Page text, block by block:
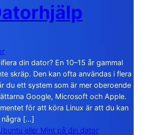
din dator? En 10–15 år gammal
skräp. Den kan ofta användas i flera
du ett system som är mer oberoende
Google, Microsoft och Apple.
för att köra Linux är att du kan
några […]
eller Mint på din dator